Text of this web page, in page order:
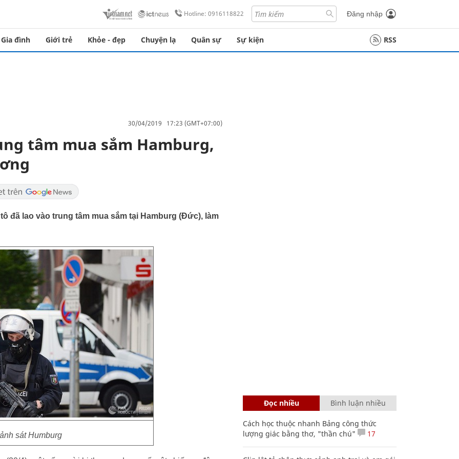
Hotline: 0916118822 Đăng nhập
Gia đình Giới trẻ Khỏe - đẹp Chuyện lạ Quân sự Sự kiện RSS
30/04/2019 17:23 (GMT+07:00)
tâm mua sắm Hamburg,
đã lao vào trung tâm mua sắm tại Hamburg (Đức), làm
sát Humburg
Đọc nhiều Bình luận nhiều
Cách học thuộc nhanh Bảng công thức
lượng giác bằng thơ, "thần chú"
17